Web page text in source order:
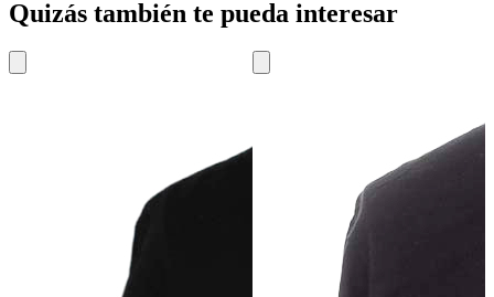
Quizás también te pueda interesar